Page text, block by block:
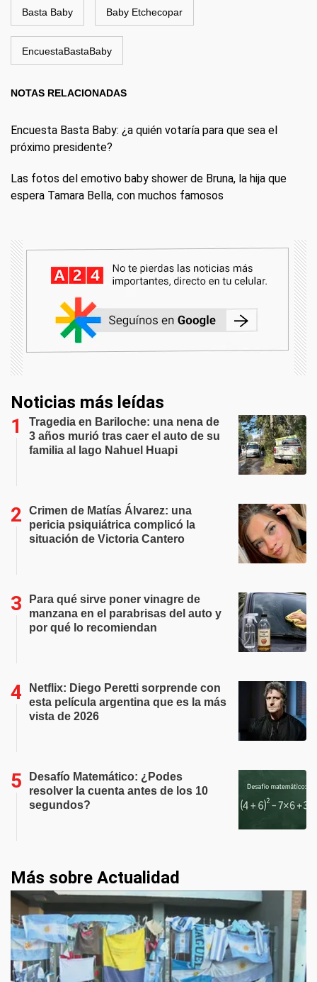
Basta Baby Baby Etchecopar
EncuestaBastaBaby
NOTAS RELACIONADAS
Encuesta Basta Baby: ¿a quién votaría para que sea el
próximo presidente?
Las fotos del emotivo baby shower de Bruna, la hija que
espera Tamara Bella, con muchos famosos
Noticias más leídas
Tragedia en Bariloche: una nena de
3 años murió tras caer el auto de su
familia al lago Nahuel Huapi
Crimen de Matías Álvarez: una
pericia psiquiátrica complicó la
situación de Victoria Cantero
Para qué sirve poner vinagre de
manzana en el parabrisas del auto y
por qué lo recomiendan
Netflix: Diego Peretti sorprende con
esta película argentina que es la más
vista de 2026
Desafío Matemático: ¿Podes
resolver la cuenta antes de los 10
segundos?
Más sobre Actualidad